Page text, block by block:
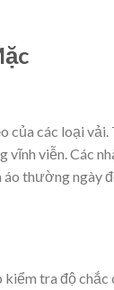
của các loại vải.
viễn. Các
thường ngày
tra độ chắc